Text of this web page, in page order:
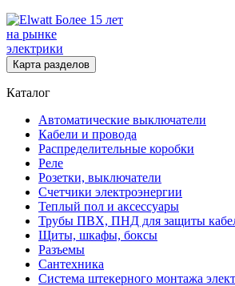
Более 15 лет
на рынке
электрики
Карта разделов
Каталог
Автоматические выключатели
Кабели и провода
Распределительные коробки
Реле
Розетки, выключатели
Счетчики электроэнергии
Теплый пол и аксессуары
Трубы ПВХ, ПНД для защиты
Щиты, шкафы, боксы
Разъемы
Сантехника
Система штекерного монтажа